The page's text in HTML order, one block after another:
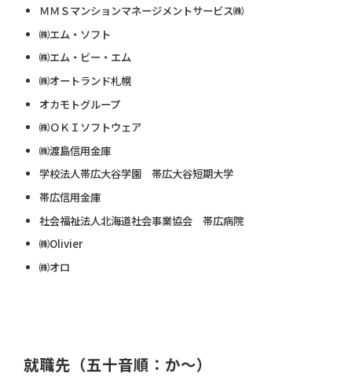
ＭＭＳマンションマネージメントサービス㈱
㈱エム・ソフト
㈱エム・ビー・エム
㈱オートランド札幌
オカモトグループ
㈱ＯＫＩソフトウェア
㈱渡島信用金庫
学校法人帯広大谷学園 帯広大谷短期大学
帯広信用金庫
社会福祉法人北海道社会事業協会 帯広病院
㈱Olivier
㈱オロ
就職先（五十音順：か～）